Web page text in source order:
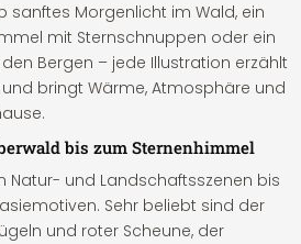
sanftes Morgenlicht im Wald, ein
mit Sternschnuppen oder ein
Bergen – jede Illustration erzählt
bringt Wärme, Atmosphäre und
bis zum Sternenhimmel
Natur- und Landschaftsszenen bis
Sehr beliebt sind der
und roter Scheune, der